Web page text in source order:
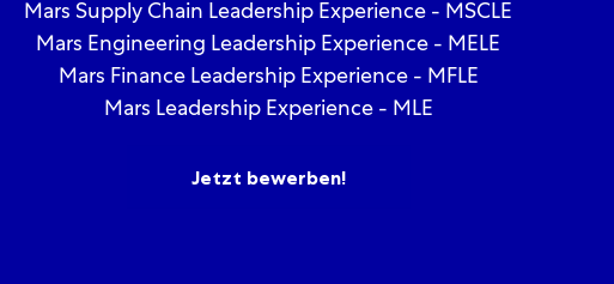
Mars Supply Chain Leadership Experience - MSCLE
Mars Engineering Leadership Experience - MELE
Mars Finance Leadership Experience - MFLE
Mars Leadership Experience - MLE
Jetzt bewerben!